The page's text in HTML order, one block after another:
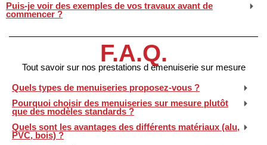
Puis-je voir des exemples de vos travaux avant de
commencer ?
F.A.Q.
Tout savoir sur nos prestations d emenuiserie sur mesure
Quels types de menuiseries proposez-vous ?
Pourquoi choisir des menuiseries sur mesure plutôt
que des modèles standards ?
Quels sont les avantages des différents matériaux (alu,
PVC, bois) ?